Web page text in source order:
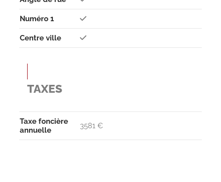
Numéro 1
Centre ville
TAXES
Taxe foncière
annuelle
3581 €